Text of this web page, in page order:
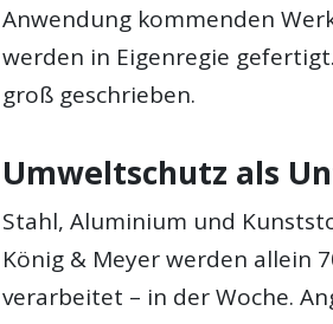
Anwendung kommenden
werden in Eigenregie
groß geschrieben.
Umweltschutz als
Stahl, Aluminium und
König & Meyer werden allein
verarbeitet – in der Woche.